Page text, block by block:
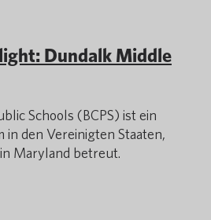
Dundalk Middle
Schools (BCPS) ist ein
in den Vereinigten Staaten,
in Maryland betreut.